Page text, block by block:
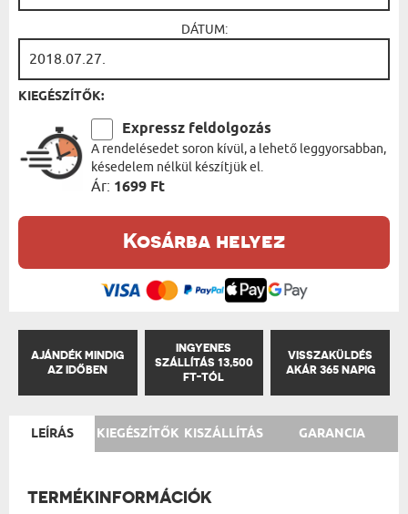
DÁTUM:
KIEGÉSZÍTŐK:
Expressz feldolgozás
A rendelésedet soron kívül, a lehető leggyorsabban,
késedelem nélkül készítjük el.
Ár: 1699 Ft
Kosárba helyez
AJÁNDÉK MINDIG
AZ IDŐBEN
INGYENES
SZÁLLÍTÁS 13,500
FT-TÓL
VISSZAKÜLDÉS
AKÁR 365 NAPIG
LEÍRÁS KIEGÉSZÍTŐK KISZÁLLÍTÁS GARANCIA
TERMÉKINFORMÁCIÓK